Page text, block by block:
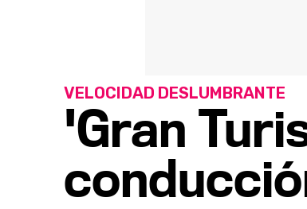
'Gran
VELOCIDAD DESLUMBRANTE